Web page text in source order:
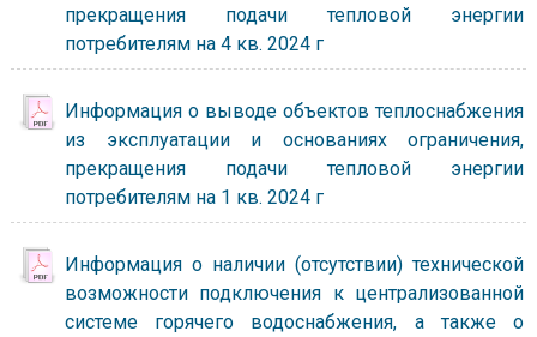
прекращения подачи тепловой энергии
потребителям на 4 кв. 2024 г
Информация о выводе объектов теплоснабжения
из эксплуатации и основаниях ограничения,
прекращения подачи тепловой энергии
потребителям на 1 кв. 2024 г
Информация о наличии (отсутствии) технической
возможности подключения к централизованной
системе горячего водоснабжения, а также о